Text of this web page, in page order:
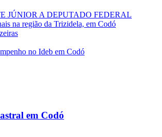
JÚNIOR A DEPUTADO FEDERAL
na região da Trizidela, em Codó
no Ideb em Codó
em Codó